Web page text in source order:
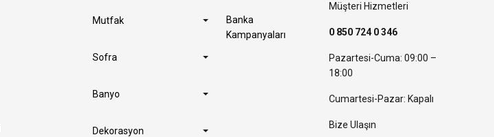
Mutfak
Sofra
Banyo
Dekorasyon
Banka
Kampanyaları
Müşteri Hizmetleri
0 850 724 0 346
Pazartesi-Cuma: 09:00 –
18:00
Cumartesi-Pazar: Kapalı
Bize Ulaşın